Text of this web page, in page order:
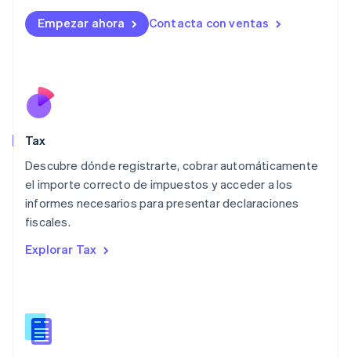
Empezar ahora Contacta con ventas
Tax
Descubre dónde registrarte, cobrar automáticamente
el importe correcto de impuestos y acceder a los
informes necesarios para presentar declaraciones
fiscales.
Explorar Tax
Liechtenstein
DeutschEnglish
Français
Malasia
English
México
Español
Noruega
English
Nueva Zelandia
English
English
Portugal